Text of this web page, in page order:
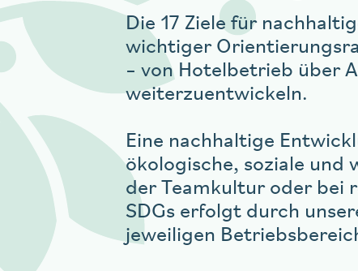
Tisch
aigu Restaurant
Die 17 Ziele für
wichtiger
– von Hotelbetrieb über
weiterzuentwickeln.
Eine nachhaltige
ökologische, soziale und
der Teamkultur oder bei
SDGs erfolgt durch
jeweiligen